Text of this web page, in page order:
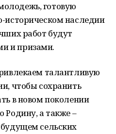
готовую
историческом наследии
работ будут
и призами.
талантливую
чтобы сохранить
в новом поколении
Родину, а также –
сельских